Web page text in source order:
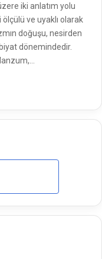
iki anlatım yolu
ve uyaklı olarak
doğuşu, nesirden
dönemindedir.